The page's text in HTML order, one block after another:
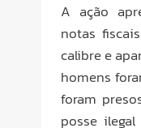
A ação
notas
calibre e
homens
foram
posse